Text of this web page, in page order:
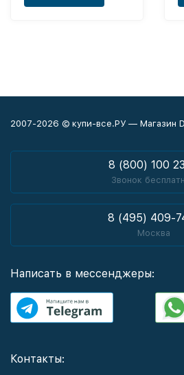
2007-2026 © купи-все.РУ — Магазин
8 (800) 100
Звонок
8 (495) 409-
Москва
Написать в мессенджеры:
Контакты: